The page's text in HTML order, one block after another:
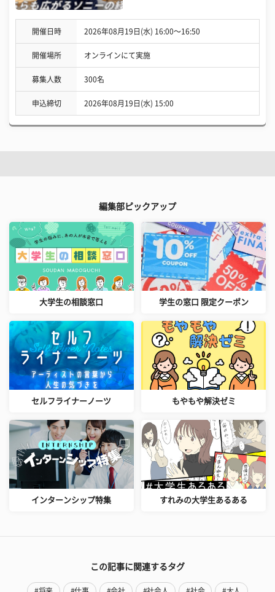
開催日時 2026年08月19日(水) 16:00〜16:50
開催場所 オンラインにて実施
募集人数 300名
申込締切 2026年08月19日(水) 15:00
編集部ピックアップ
大学生の相談窓口 学生の窓口 限定クーポン
セルフライナーノーツ もやもや解決ゼミ
インターンシップ特集 すれみの大学生あるある
この記事に関連するタグ